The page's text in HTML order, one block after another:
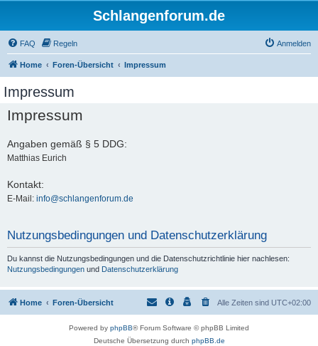
Schlangenforum.de
FAQ Regeln Anmelden
Home Foren-Übersicht Impressum
Impressum
Impressum
Angaben gemäß § 5 DDG:
Matthias Eurich
Kontakt:
E-Mail: info@schlangenforum.de
Nutzungsbedingungen und Datenschutzerklärung
Du kannst die Nutzungsbedingungen und die Datenschutzrichtlinie hier nachlesen:
Nutzungsbedingungen und Datenschutzerklärung
Home Foren-Übersicht Alle Zeiten sind UTC+02:00
Powered by phpBB® Forum Software © phpBB Limited
Deutsche Übersetzung durch phpBB.de